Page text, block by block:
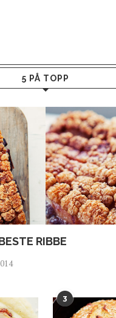
5 PÅ TOPP
RIBBE
3